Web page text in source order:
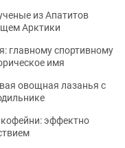
из Апатитов
Арктики
главному спортивному
имя
овощная лазанья с
эффектно